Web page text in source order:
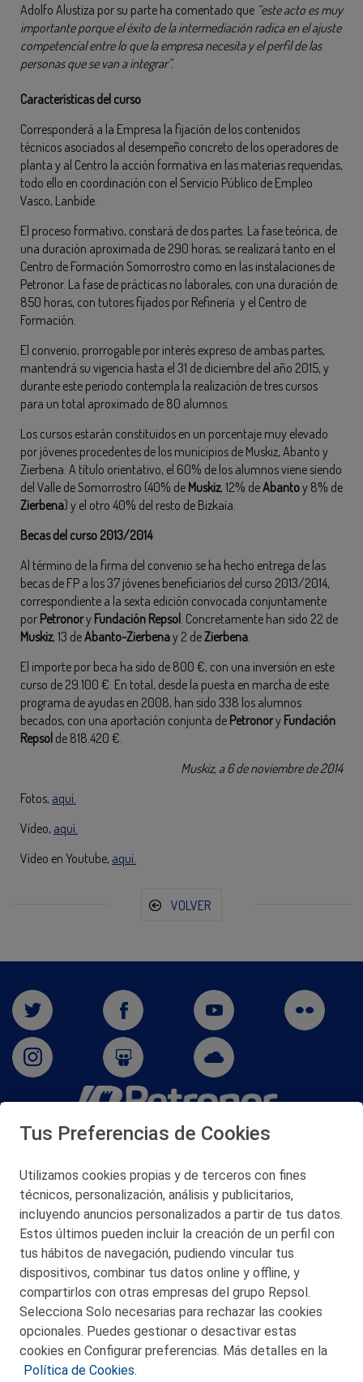
Adolfo Alustiza por su parte ha comentado que “este acto es muy
importante porque el éxito de la intermediación radica en el ajuste
competencial entre lo que la empresa necesita y el perfil de las
personas que se van a integrar”.
Características del curso
Corresponderá a la Empresa la fijación de los contenidos
técnicos asociados al desempeño concreto de los operadores de
planta y al Centro la acción formativa en las materias requeridas,
todo ello en coordinación con el Servicio Público de Empleo
Vasco, Lanbide.
El proceso formativo, constará de dos partes. La fase teórica, de
una duración aproximada de 290 horas, se realizará tanto en el
Centro de Formación Somorrostro como en las instalaciones de
Petronor. La fase de prácticas no laborales, con una duración de
850 horas, con tutores fijados por Refinería y el Centro de
Formación.
El convenio, prorrogable por interés expreso de ambas partes,
mantendrá su vigencia hasta el 31 de diciembre del año 2015, y
durante este período contempla la realización de tres cursos
para un total aproximado de 80 alumnos.
Los cursos estarán constituidos en un porcentaje muy elevado
por jóvenes procedentes de los municipios de Muskiz, Abanto y
Zierbena. A título orientativo, el 60% de los alumnos viene siendo
del Valle de Somorrostro (40% de Muskiz, 12% deAbantoy 8% de
Zierbena) y el otro 40% del resto de Bizkaia.
Becas del curso 2013/2014
Al término de la firma del convenio se ha hecho entrega de las
becas de FP a los 37 jóvenes beneficiarios del curso 2013/2014,
correspondiente a la sexta edición convocada conjuntamente
por Petronory Fundación Repsol . Concretamente han sido 22 de
Muskiz, 13 deAbanto-Zierbenay 2 deZierbena
El importe por beca ha sido de 800 €, con una inversión en este
curso de 29.100 €. En total, desde la puesta en marcha de este
programa de ayudas en 2008, han sido 338 los alumnos
becados, con una aportación conjunta de Petronory Fundación
Repsol de 818.420 €.
Muskiz, a 6 de noviembre de 2014
Fotos, aquí.
Vídeo, aquí.
Vídeo en Youtube, aquí.
VOLVER
San Martín 5-Edificio Muñatones,
© 2026 Petronor S.A.
CONTACTO
MAPA WEB
POLITICA DE PRIVACIDAD
Tus Preferencias de Cookies
Utilizamos cookies propias y de terceros con fines
técnicos, personalización, análisis y publicitarios,
incluyendo anuncios personalizados a partir de tus datos.
Estos últimos pueden incluir la creación de un perfil con
tus hábitos de navegación, pudiendo vincular tus
dispositivos, combinar tus datos online y offline, y
compartirlos con otras empresas del grupo Repsol.
Selecciona Solo necesarias para rechazar las cookies
opcionales. Puedes gestionar o desactivar estas
cookies en Configurar preferencias. Más detalles en la
Política de Cookies.